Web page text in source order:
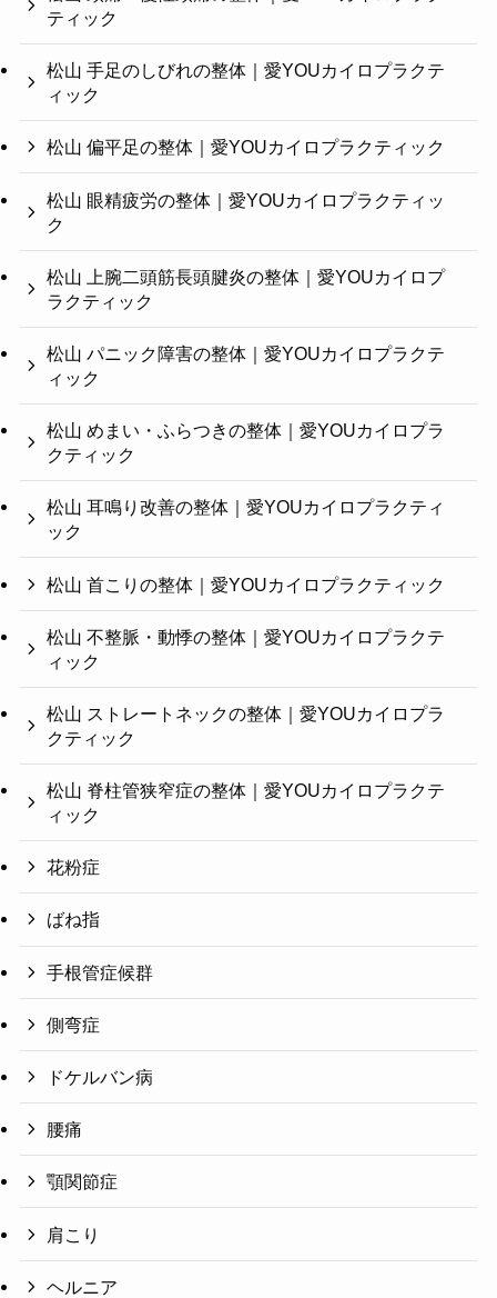
ティック
松山 手足のしびれの整体｜愛YOUカイロプラクテ
ィック
松山 偏平足の整体｜愛YOUカイロプラクティック
松山 眼精疲労の整体｜愛YOUカイロプラクティッ
ク
松山 上腕二頭筋長頭腱炎の整体｜愛YOUカイロプ
ラクティック
松山 パニック障害の整体｜愛YOUカイロプラクテ
ィック
松山 めまい・ふらつきの整体｜愛YOUカイロプラ
クティック
松山 耳鳴り改善の整体｜愛YOUカイロプラクティ
ック
松山 首こりの整体｜愛YOUカイロプラクティック
松山 不整脈・動悸の整体｜愛YOUカイロプラクテ
ィック
松山 ストレートネックの整体｜愛YOUカイロプラ
クティック
松山 脊柱管狭窄症の整体｜愛YOUカイロプラクテ
ィック
花粉症
ばね指
手根管症候群
側弯症
ドケルバン病
腰痛
顎関節症
肩こり
ヘルニア